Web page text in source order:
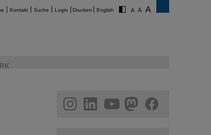
Kontakt Suche Login Drucken English
facebook